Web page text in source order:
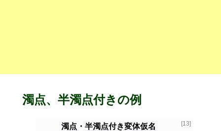
濁点、半濁点付きの例
[13]
濁点 ・ 半濁点付き変体仮名